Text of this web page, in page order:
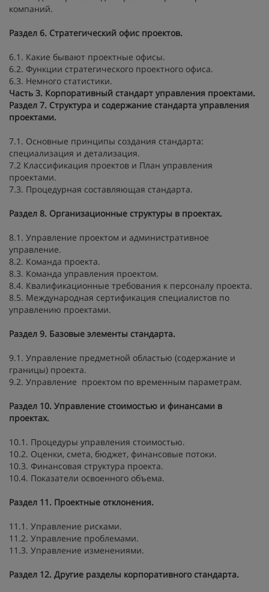
компаний.
Раздел 6. Стратегический офис проектов.
6.1. Какие бывают проектные офисы.
6.2. Функции стратегического проектного офиса.
6.3. Немного статистики.
Часть 3. Корпоративный стандарт управления проектами.
Раздел 7. Структура и содержание стандарта управления
проектами.
7.1. Основные принципы создания стандарта:
специализация и детализация.
7.2 Классификация проектов и План управления
проектами.
7.3. Процедурная составляющая стандарта.
Раздел 8. Организационные структуры в проектах.
8.1. Управление проектом и административное
управление.
8.2. Команда проекта.
8.3. Команда управления проектом.
8.4. Квалификационные требования к персоналу проекта.
8.5. Международная сертификация специалистов по
управлению проектами.
Раздел 9. Базовые элементы стандарта.
9.1. Управление предметной областью (содержание и
границы) проекта.
9.2. Управление проектом по временным параметрам.
Раздел 10. Управление стоимостью и финансами в
проектах.
10.1. Процедуры управления стоимостью.
10.2. Оценки, смета, бюджет, финансовые потоки.
10.3. Финансовая структура проекта.
10.4. Показатели освоенного объема.
Раздел 11. Проектные отклонения.
11.1. Управление рисками.
11.2. Управление проблемами.
11.3. Управление изменениями.
Раздел 12. Другие разделы корпоративного стандарта.